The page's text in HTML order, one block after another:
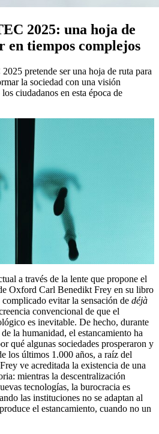
2025: una hoja de
tiempos complejos
pretende ser una hoja de ruta para
la sociedad con una visión
ciudadanos en esta época de
a través de la lente que propone el
Oxford Carl Benedikt Frey en su libro
complicado evitar la sensación de déjà
convencional de que el
es inevitable. De hecho, durante
la humanidad, el estancamiento ha
qué algunas sociedades prosperaron y
los últimos 1.000 años, a raíz del
ve acreditada la existencia de una
mientras la descentralización
tecnologías, la burocracia es
las instituciones no se adaptan al
el estancamiento, cuando no un